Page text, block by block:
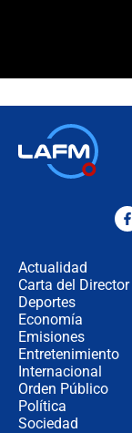
Actualidad
Carta del Director
Deportes
Economía
Emisiones
Entretenimiento
Internacional
Orden Público
Política
Sociedad